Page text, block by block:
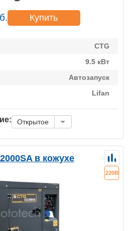
Купить
CTG
9.5 кВт
Автозапуск
Lifan
Открытое
в кожухе
220В